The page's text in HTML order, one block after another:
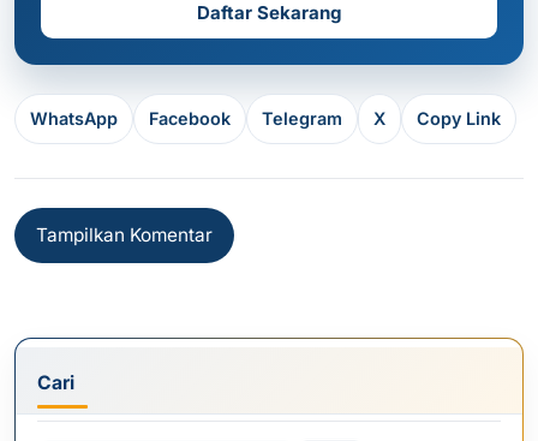
Daftar Sekarang
WhatsApp Facebook Telegram X Copy Link
Tampilkan Komentar
Cari